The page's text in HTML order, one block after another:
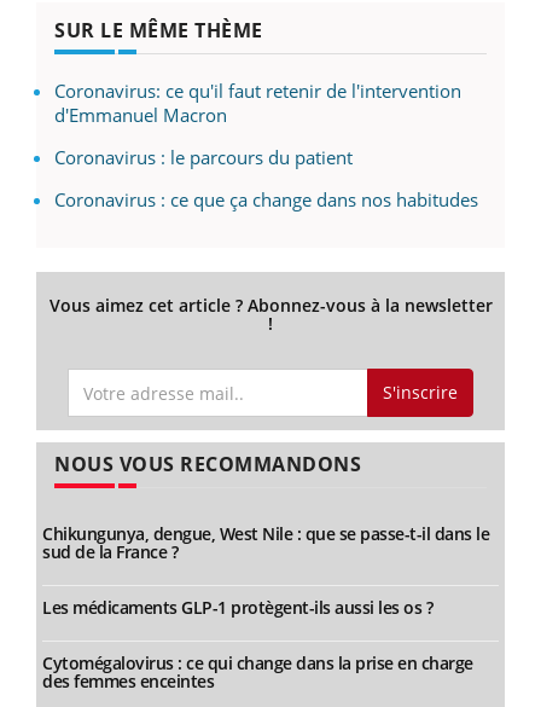
SUR LE MÊME THÈME
Coronavirus: ce qu'il faut retenir de l'intervention
d'Emmanuel Macron
Coronavirus : le parcours du patient
Coronavirus : ce que ça change dans nos habitudes
Vous aimez cet article ? Abonnez-vous à la newsletter
!
S'inscrire
NOUS VOUS RECOMMANDONS
Chikungunya, dengue, West Nile : que se passe-t-il dans le
sud de la France ?
Les médicaments GLP-1 protègent-ils aussi les os ?
Cytomégalovirus : ce qui change dans la prise en charge
des femmes enceintes